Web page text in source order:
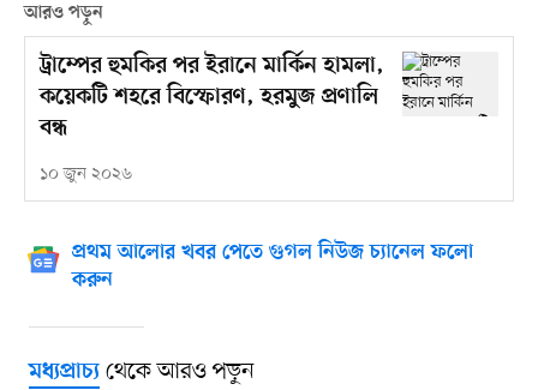
আরও পড়ুন
ট্রাম্পের হুমকির পর ইরানে মার্কিন হামলা,
কয়েকটি শহরে বিস্ফোরণ, হরমুজ প্রণালি
বন্ধ
১০ জুন ২০২৬
প্রথম আলোর খবর পেতে গুগল নিউজ চ্যানেল ফলো
করুন
মধ্যপ্রাচ্যথেকে আরও পড়ুন